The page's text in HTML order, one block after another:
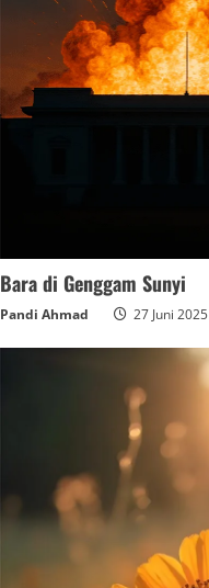
Bara di Genggam Sunyi
Pandi Ahmad 27 Juni 2025